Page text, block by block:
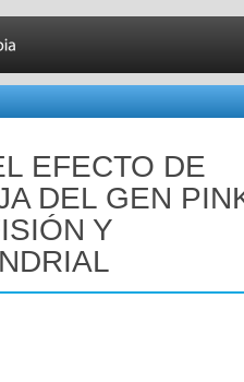
EFECTO DE
DEL GEN
Y